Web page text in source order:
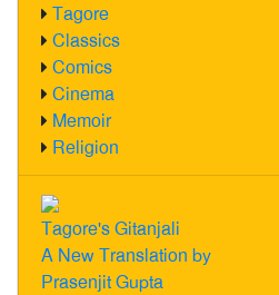
Tagore
Classics
Comics
Cinema
Memoir
Religion
Tagore's Gitanjali
A New Translation by
Prasenjit Gupta